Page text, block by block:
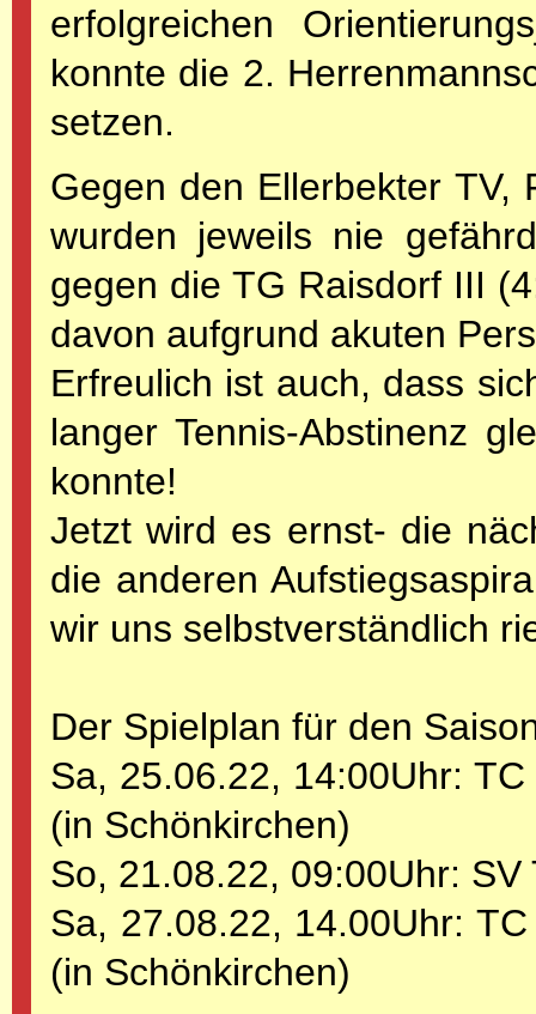
erfolgreichen
konnte die 2.
setzen.
Gegen den Ellerbekter TV,
wurden jeweils nie
gegen die TG Raisdorf III
davon aufgrund akuten
Erfreulich ist auch, dass
langer Tennis-Abstinenz
konnte!
Jetzt wird es ernst- die
die anderen
wir uns selbstverständlich
Der Spielplan für den
Sa, 25.06.22, 14:00Uhr:
(in Schönkirchen)
So, 21.08.22, 09:00Uhr:
Sa, 27.08.22, 14.00Uhr:
(in Schönkirchen)